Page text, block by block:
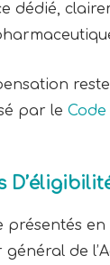
dédié,
par le
présentés
général de